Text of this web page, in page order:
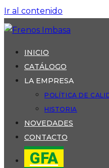
Ir al contenido
INICIO
CATÁLOGO
LA EMPRESA
POLÍTICA DE
HISTORIA
NOVEDADES
CONTACTO
GFA